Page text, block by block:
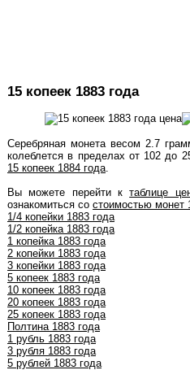
15 копеек 1883 года
Серебряная монета весом 2.7
колеблется в пределах от 102 до
15 копеек 1884 года.
Вы можете перейти ктаблице
ознакомиться со стоимостью монет
1/4 копейки 1883 года
1/2 копейка 1883 года
1 копейка 1883 года
2 копейки 1883 года
3 копейки 1883 года
5 копеек 1883 года
10 копеек 1883 года
20 копеек 1883 года
25 копеек 1883 года
Полтина 1883 года
1 рубль 1883 года
3 рубля 1883 года
5 рублей 1883 года